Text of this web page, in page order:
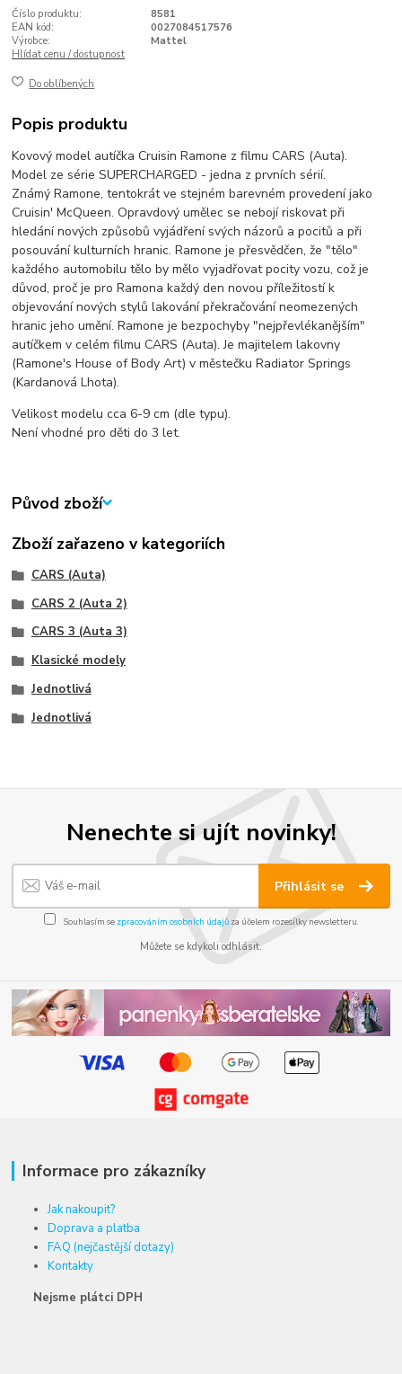
Číslo produktu:
8581
EAN kód:
0027084517576
Výrobce:
Mattel
Hlídat cenu / dostupnost
Do oblíbených
Popis produktu
Kovový model autíčka Cruisin Ramone z filmu CARS (Auta).
Model ze série SUPERCHARGED - jedna z prvních sérií.
Známý Ramone, tentokrát ve stejném barevném provedení jako
Cruisin' McQueen. Opravdový umělec se nebojí riskovat při
hledání nových způsobů vyjádření svých názorů a pocitů a při
posouvání kulturních hranic. Ramone je přesvědčen, že "tělo"
každého automobilu tělo by mělo vyjadřovat pocity vozu, což je
důvod, proč je pro Ramona každý den novou příležitostí k
objevování nových stylů lakování překračování neomezených
hranic jeho umění. Ramone je bezpochyby "nejpřevlékanějším"
autíčkem v celém filmu CARS (Auta). Je majitelem lakovny
(Ramone's House of Body Art) v městečku Radiator Springs
(Kardanová Lhota).
Velikost modelu cca 6-9 cm (dle typu).
Není vhodné pro děti do 3 let.
Původ zboží
Zboží zařazeno v kategoriích
CARS (Auta)
CARS 2 (Auta 2)
CARS 3 (Auta 3)
Klasické modely
Jednotlivá
Jednotlivá
Nenechte si ujít novinky!
Přihlásit se
Souhlasím se zpracováním osobních údajůza účelem rozesílky newsletteru.
Můžete se kdykoli odhlásit.
Informace pro zákazníky
Jak nakoupit?
Doprava a platba
FAQ (nejčastější dotazy)
Kontakty
Nejsme plátci DPH